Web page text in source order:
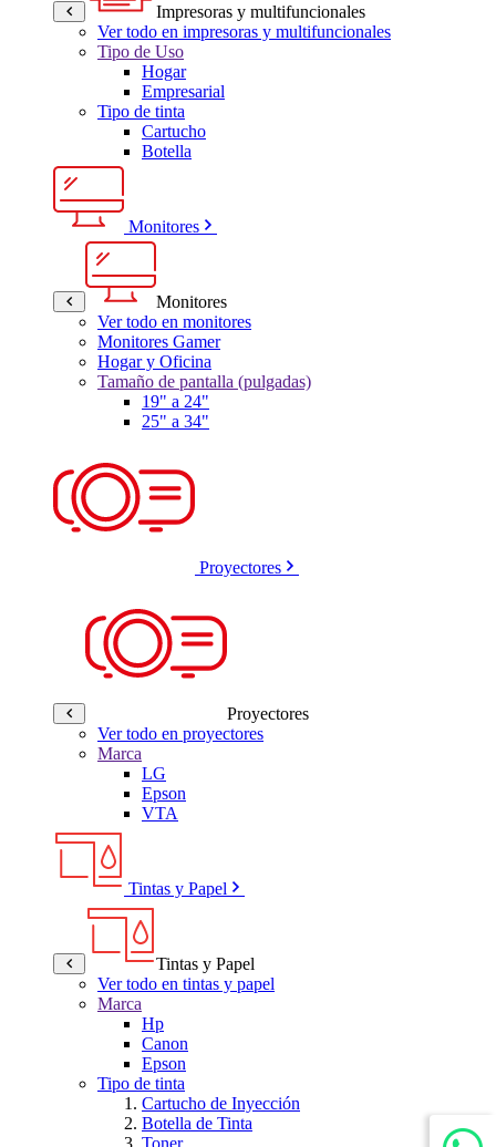
Impresoras y multifuncionales
Ver todo en impresoras y multifuncionales
Tipo de Uso
Hogar
Empresarial
Tipo de tinta
Cartucho
Botella
Monitores
Monitores
Ver todo en monitores
Monitores Gamer
Hogar y Oficina
Tamaño de pantalla (pulgadas)
19" a 24"
25" a 34"
Proyectores
Proyectores
Ver todo en proyectores
Marca
LG
Epson
VTA
Tintas y Papel
Tintas y Papel
Ver todo en tintas y papel
Marca
Hp
Canon
Epson
Tipo de tinta
Cartucho de Inyección
Botella de Tinta
Toner